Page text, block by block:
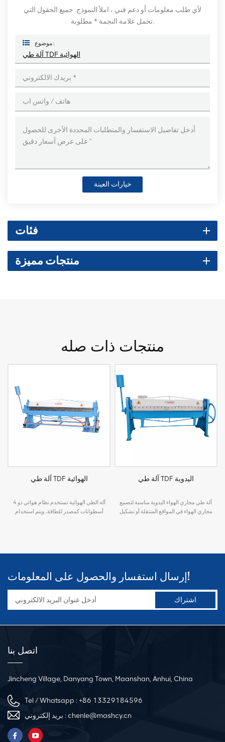
لأي طلب معلومات أو دعم فني ، املأ النموذج. جميع الحقول التي
تحمل علامة النجمة * مطلوبة.
موضوع :
آلة طي TDF الهوائية
خيارات العينة
فئات
منتجات مميزة
منتجات ذات صله
آلة طي TDF الهوائية
آلة الطي الهوائية تستخدم نظام هوائي ذو 4
أسطوانات كمصدر للطاقة، ويتم استخدام
آلة طي TDF اليدوية
آلة طي مجاري الهواء اليدوية مناسبة لتصنيع
مجاري الهواء في المواقع المتنقلة أو تشكيل
إرسال استفسار والحصول على المعلومات!
اتصل بنا
Jincheng Village, Danyang Town, Maanshan, Anhui, China
Tel / Whatsapp :+86 13329184596
بريد إلكتروني :chenle@mashcy.cn